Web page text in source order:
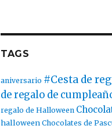
TAGS
aniversario #Cesta de
de regalo de
regalo de Halloween
halloween Chocolates de